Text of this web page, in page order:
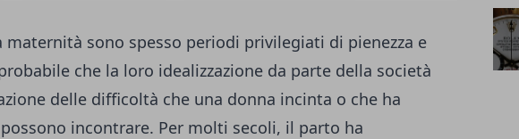
maternità sono spesso periodi privilegiati di pienezza e
che la loro idealizzazione da parte della società
delle difficoltà che una donna incinta o che ha
incontrare. Per molti secoli, il parto ha